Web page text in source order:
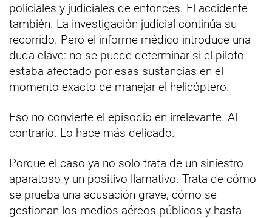
policiales y judiciales de entonces. El accidente
también. La investigación judicial continúa su
recorrido. Pero el informe médico introduce una
duda clave: no se puede determinar si el piloto
estaba afectado por esas sustancias en el
momento exacto de manejar el helicóptero.
Eso no convierte el episodio en irrelevante. Al
contrario. Lo hace más delicado.
Porque el caso ya no solo trata de un siniestro
aparatoso y un positivo llamativo. Trata de cómo
se prueba una acusación grave, cómo se
gestionan los medios aéreos públicos y hasta